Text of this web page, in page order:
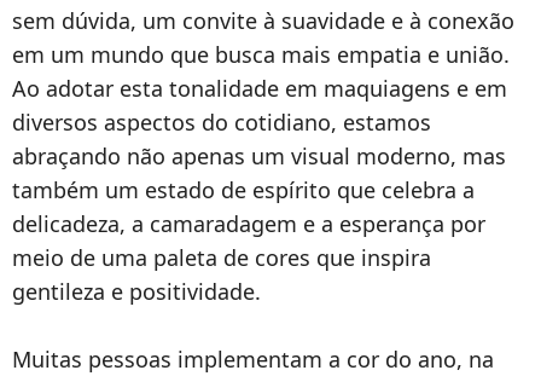
sem dúvida, um convite à suavidade e à conexão
em um mundo que busca mais empatia e união.
Ao adotar esta tonalidade em maquiagens e em
diversos aspectos do cotidiano, estamos
abraçando não apenas um visual moderno, mas
também um estado de espírito que celebra a
delicadeza, a camaradagem e a esperança por
meio de uma paleta de cores que inspira
gentileza e positividade.
Muitas pessoas implementam a cor do ano, na